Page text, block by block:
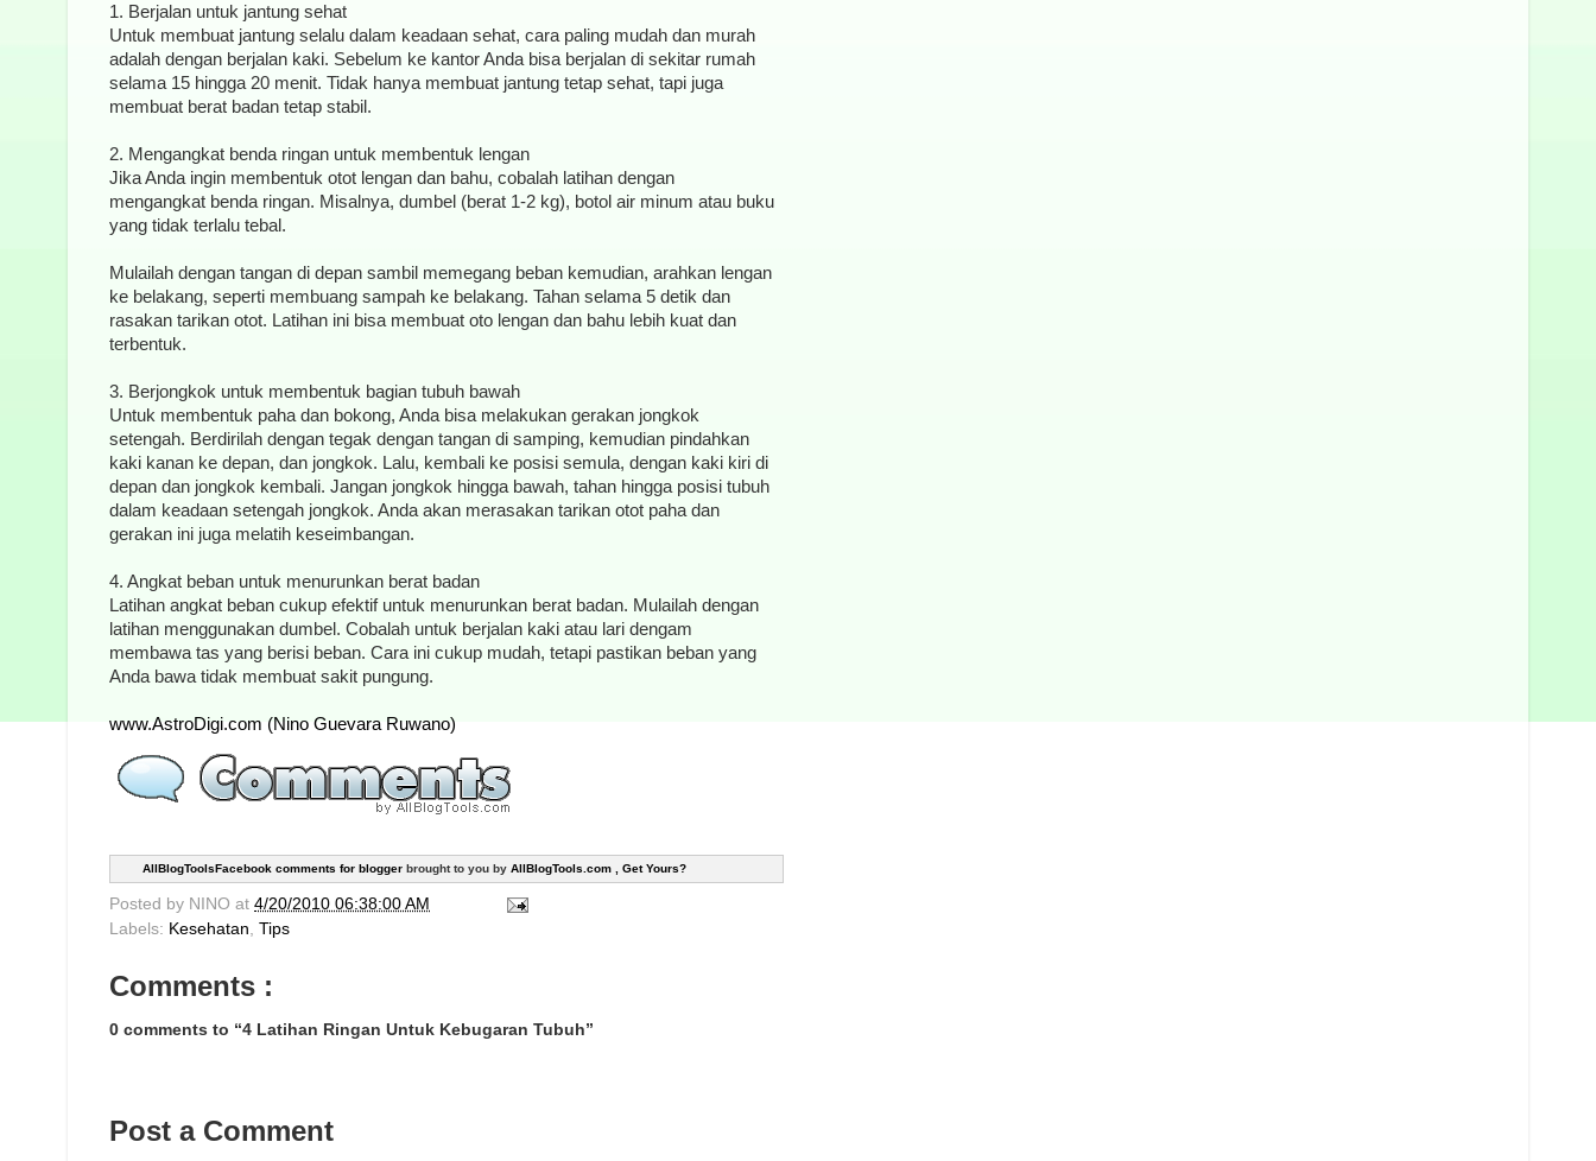
1. Berjalan untuk jantung sehat
Untuk membuat jantung selalu dalam keadaan sehat, cara paling mudah dan murah
adalah dengan berjalan kaki. Sebelum ke kantor Anda bisa berjalan di sekitar rumah
selama 15 hingga 20 menit. Tidak hanya membuat jantung tetap sehat, tapi juga
membuat berat badan tetap stabil.
2. Mengangkat benda ringan untuk membentuk lengan
Jika Anda ingin membentuk otot lengan dan bahu, cobalah latihan dengan
mengangkat benda ringan. Misalnya, dumbel (berat 1-2 kg), botol air minum atau buku
yang tidak terlalu tebal.
Mulailah dengan tangan di depan sambil memegang beban kemudian, arahkan lengan
ke belakang, seperti membuang sampah ke belakang. Tahan selama 5 detik dan
rasakan tarikan otot. Latihan ini bisa membuat oto lengan dan bahu lebih kuat dan
terbentuk.
3. Berjongkok untuk membentuk bagian tubuh bawah
Untuk membentuk paha dan bokong, Anda bisa melakukan gerakan jongkok
setengah. Berdirilah dengan tegak dengan tangan di samping, kemudian pindahkan
kaki kanan ke depan, dan jongkok. Lalu, kembali ke posisi semula, dengan kaki kiri di
depan dan jongkok kembali. Jangan jongkok hingga bawah, tahan hingga posisi tubuh
dalam keadaan setengah jongkok. Anda akan merasakan tarikan otot paha dan
gerakan ini juga melatih keseimbangan.
4. Angkat beban untuk menurunkan berat badan
Latihan angkat beban cukup efektif untuk menurunkan berat badan. Mulailah dengan
latihan menggunakan dumbel. Cobalah untuk berjalan kaki atau lari dengam
membawa tas yang berisi beban. Cara ini cukup mudah, tetapi pastikan beban yang
Anda bawa tidak membuat sakit pungung.
www.AstroDigi.com (Nino Guevara Ruwano)
AllBlogToolsFacebook comments for blogger brought to you by AllBlogTools.com , Get Yours?
Posted by NINO at 4/20/2010 06:38:00 AM
Labels: Kesehatan, Tips
Comments :
0 comments to “4 Latihan Ringan Untuk Kebugaran Tubuh”
Post a Comment